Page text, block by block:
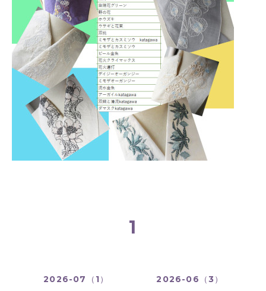
1
2026-07（1）
2026-06（3）